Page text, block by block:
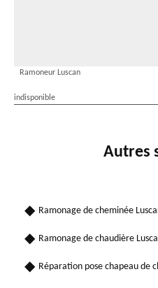
Ramoneur Luscan
indisponible
Autres
Ramonage de cheminée
Ramonage de chaudière
Réparation pose chapeau de